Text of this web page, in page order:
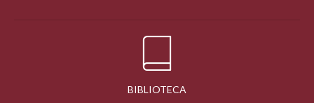
BIBLIOTECA